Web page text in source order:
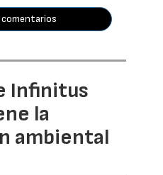
Infinitus
la
ambiental